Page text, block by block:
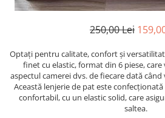
Lenjerii De Pat, Finet Premium 3D,
Lenjerii De Pat Jacquard
Lenjerii De Pat Catifea
Lenjerii De Pat Cocolino
Set Lenjerie De Pat Blana
Artificiala De Iepure, 6 Piese, 2
250,00 Lei
Optați pentru calitate, confort și
finet cu elastic, format din 6 piese,
aspectul camerei dvs. de fiecare dată
Această lenjerie de pat este
confortabil, cu un elastic solid, care
saltea.